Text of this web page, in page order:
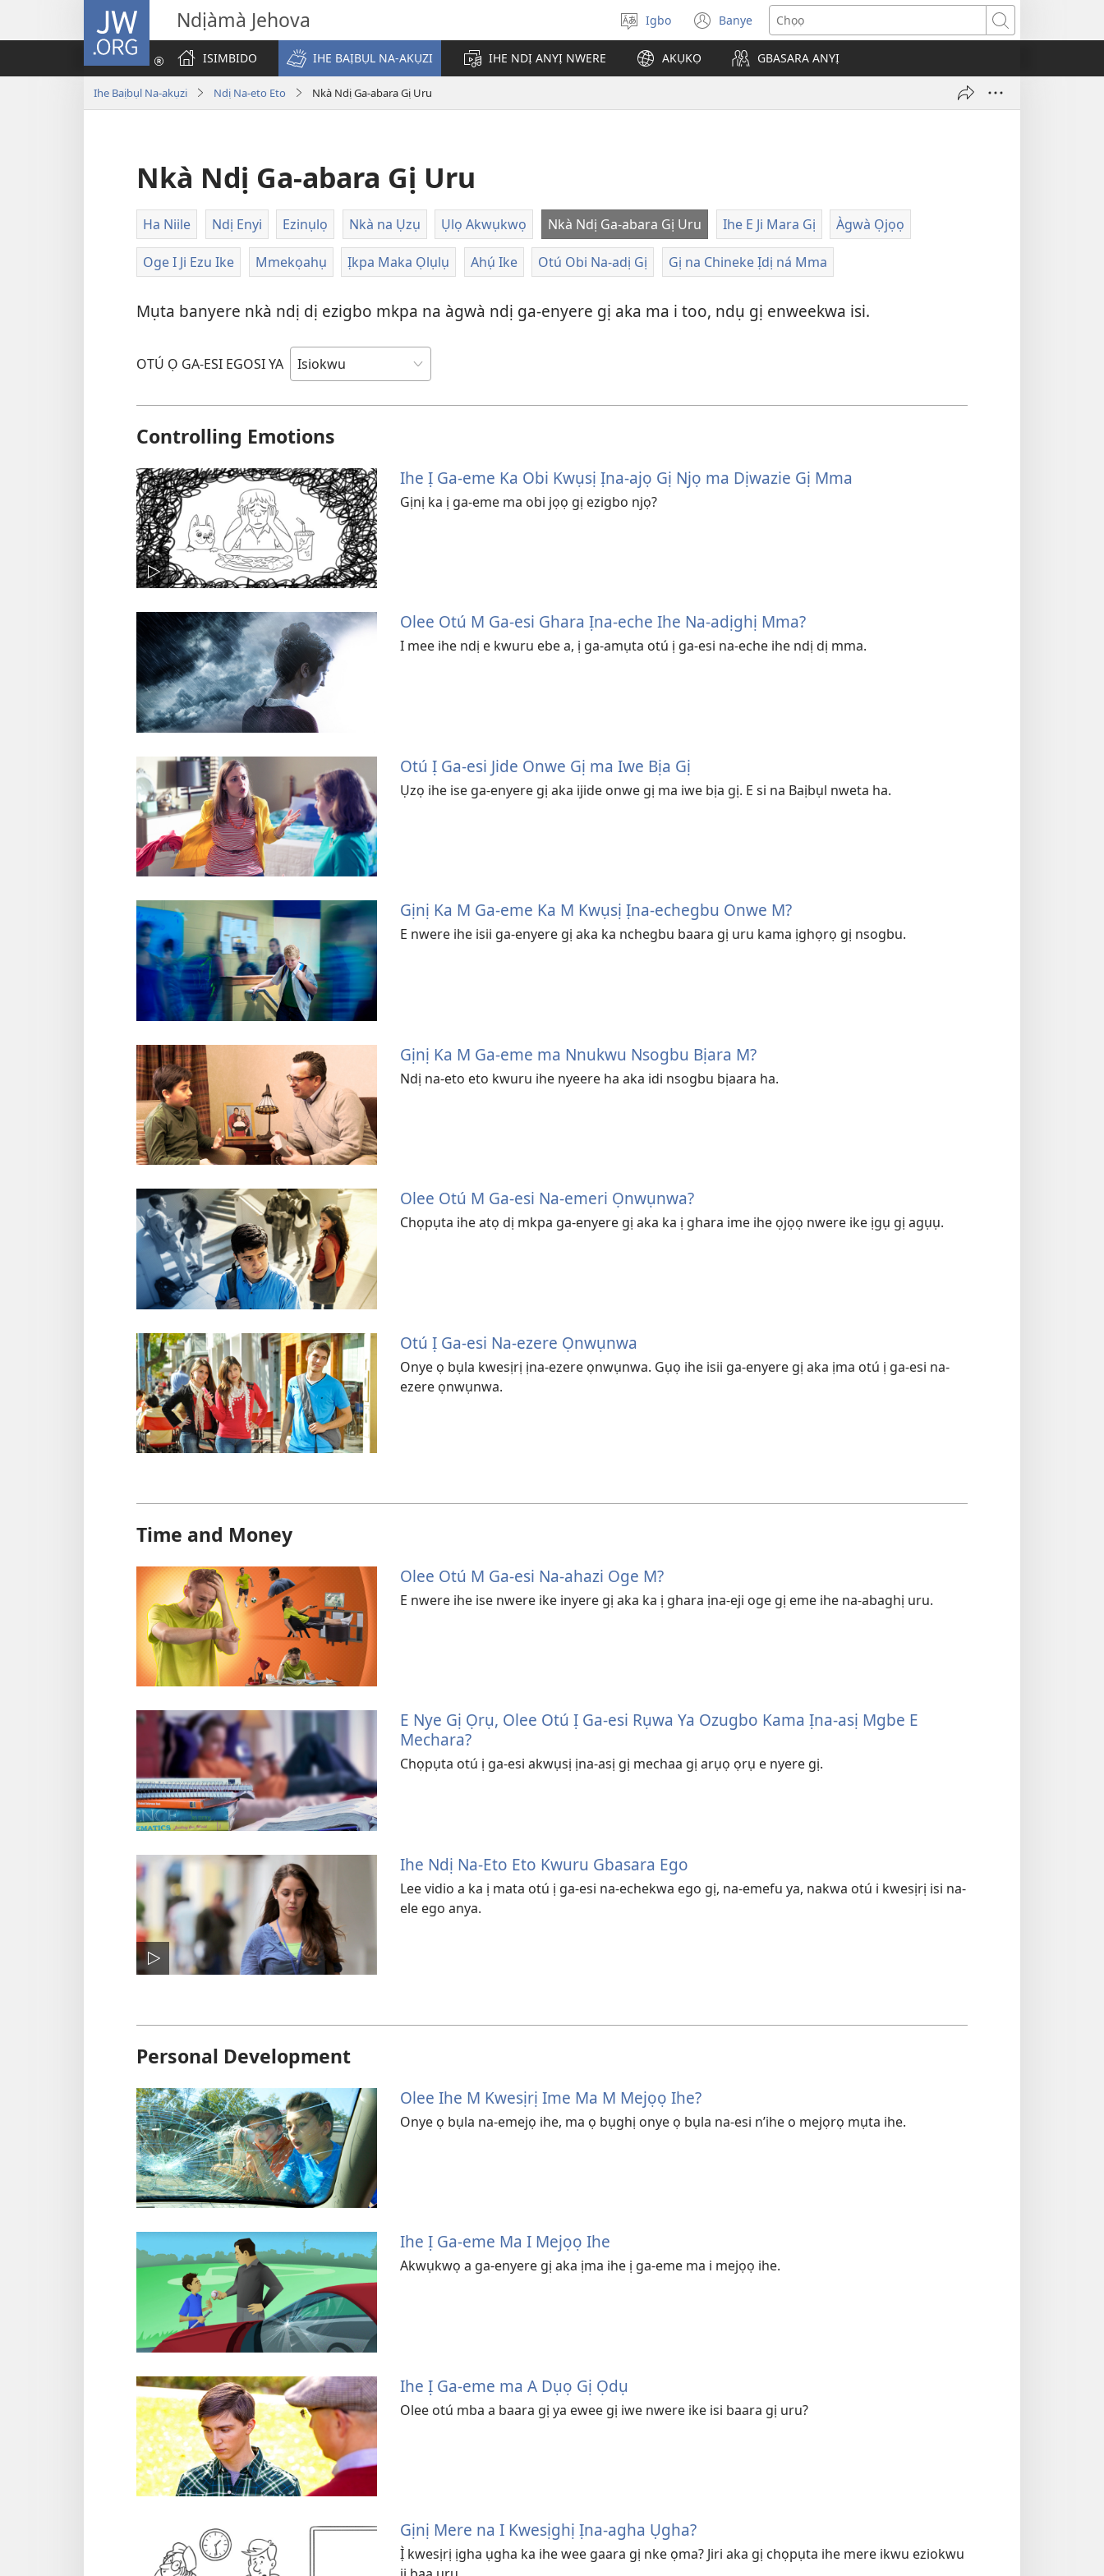
JW.ORG Ndịàmà Jehova
Họrọ
asụsụ
Igbo Banye
(ga-
emepere
gị
ebe
ị
Chọọ
ISIMBIDO
IHE BAỊBỤL NA-AKỤZI IHE NDỊ ANYỊ NWERE AKỤKỌ GBASARA ANYỊ
Ihe Baịbụl Na-akụzi Ndị Na-eto Eto Nkà Ndị Ga-abara Gị Uru
Nkà Ndị Ga-abara Gị Uru
Ha Niile Ndị Enyi Ezinụlọ Nkà na Ụzụ Ụlọ Akwụkwọ Nkà Ndị Ga-abara Gị Uru Ihe E Ji Mara Gị Àgwà Ọjọọ
Oge I Ji Ezu Ike Mmekọahụ Ịkpa Maka Ọlụlụ Ahụ́ Ike Otú Obi Na-adị Gị Gị na Chineke Ịdị ná Mma
Mụta banyere nkà ndị dị ezigbo mkpa na àgwà ndị ga-enyere gị aka ma i too, ndụ gị enweekwa isi.
OTÚ Ọ GA-ESI EGOSI YA
Controlling Emotions
Ihe Ị Ga-eme Ka Obi Kwụsị Ịna-ajọ Gị Njọ ma Dịwazie Gị Mma
Gịnị ka ị ga-eme ma obi jọọ gị ezigbo njọ?
Olee Otú M Ga-esi Ghara Ịna-eche Ihe Na-adịghị Mma?
I mee ihe ndị e kwuru ebe a, ị ga-amụta otú ị ga-esi na-eche ihe ndị dị mma.
Otú Ị Ga-esi Jide Onwe Gị ma Iwe Bịa Gị
Ụzọ ihe ise ga-enyere gị aka ijide onwe gị ma iwe bịa gị. E si na Baịbụl nweta ha.
Gịnị Ka M Ga-eme Ka M Kwụsị Ịna-echegbu Onwe M?
E nwere ihe isii ga-enyere gị aka ka nchegbu baara gị uru kama ịghọrọ gị nsogbu.
Gịnị Ka M Ga-eme ma Nnukwu Nsogbu Bịara M?
Ndị na-eto eto kwuru ihe nyeere ha aka idi nsogbu bịaara ha.
Olee Otú M Ga-esi Na-emeri Ọnwụnwa?
Chọpụta ihe atọ dị mkpa ga-enyere gị aka ka ị ghara ime ihe ọjọọ nwere ike ịgụ gị agụụ.
Otú Ị Ga-esi Na-ezere Ọnwụnwa
Onye ọ bụla kwesịrị ịna-ezere ọnwụnwa. Gụọ ihe isii ga-enyere gị aka ịma otú ị ga-esi na-
ezere ọnwụnwa.
Time and Money
Olee Otú M Ga-esi Na-ahazi Oge M?
E nwere ihe ise nwere ike inyere gị aka ka ị ghara ịna-eji oge gị eme ihe na-abaghị uru.
E Nye Gị Ọrụ, Olee Otú Ị Ga-esi Rụwa Ya Ozugbo Kama Ịna-asị Mgbe E
Mechara?
Chọpụta otú ị ga-esi akwụsị ịna-asị gị mechaa gị arụọ ọrụ e nyere gị.
Ihe Ndị Na-Eto Eto Kwuru Gbasara Ego
Lee vidio a ka ị mata otú ị ga-esi na-echekwa ego gị, na-emefu ya, nakwa otú i kwesịrị isi na-
ele ego anya.
Personal Development
Olee Ihe M Kwesịrị Ime Ma M Mejọọ Ihe?
Onye ọ bụla na-emejọ ihe, ma ọ bụghị onye ọ bụla na-esi n’ihe o mejọrọ mụta ihe.
Ihe Ị Ga-eme Ma I Mejọọ Ihe
Akwụkwọ a ga-enyere gị aka ịma ihe ị ga-eme ma i mejọọ ihe.
Ihe Ị Ga-eme ma A Dụọ Gị Ọdụ
Olee otú mba a baara gị ya ewee gị iwe nwere ike isi baara gị uru?
Gịnị Mere na I Kwesịghị Ịna-agha Ụgha?
Ị̀ kwesịrị ịgha ụgha ka ihe wee gaara gị nke ọma? Jiri aka gị chọpụta ihe mere ikwu eziokwu